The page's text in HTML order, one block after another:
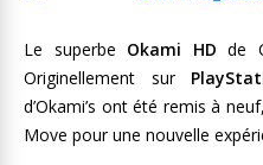
Le superbe Okami HD de
Originellement sur
d’Okami’s ont été remis à
Move pour une nouvelle